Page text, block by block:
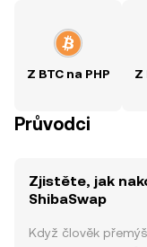
Z BTC na PHP Z
Průvodci
Zjistěte, jak
ShibaSwap
Když člověk